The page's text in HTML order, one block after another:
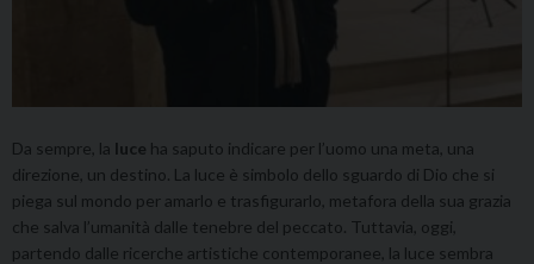
Da sempre, la luce ha saputo indicare per l’uomo una meta, una
direzione, un destino. La luce è simbolo dello sguardo di Dio che si
piega sul mondo per amarlo e trasfigurarlo, metafora della sua grazia
che salva l’umanità dalle tenebre del peccato. Tuttavia, oggi,
partendo dalle ricerche artistiche contemporanee, la luce sembra